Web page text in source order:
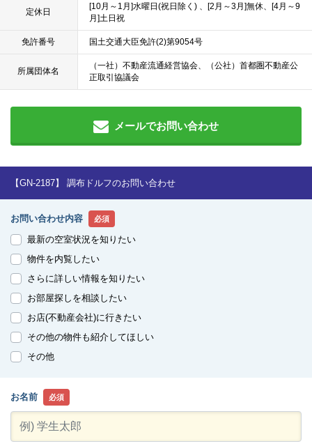
定休日
[10月～1月]水曜日(祝日除く) 、[2月～3月]無休、[4月～9
月]土日祝
免許番号 国土交通大臣免許(2)第9054号
所属団体名
（一社）不動産流通経営協会、（公社）首都圏不動産公
正取引協議会
メールでお問い合わせ
【GN-2187】 調布ドルフのお問い合わせ
お問い合わせ内容 必須
最新の空室状況を知りたい
物件を内覧したい
さらに詳しい情報を知りたい
お部屋探しを相談したい
お店(不動産会社)に行きたい
その他の物件も紹介してほしい
その他
お名前 必須